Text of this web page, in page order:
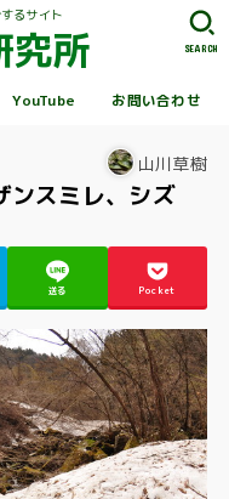
るサイト
究所
YouTube お問い合わせ
SEARCH
山川草樹
ンスミレ、シズ
送る Pocket